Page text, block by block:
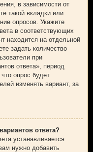
в зависимости от
такой вкладки или
опросов. Укажите
в соответствующих
находится на отдельной
задать количество
при
ответа», период
опрос будет
изменять вариант, за
ответа?
устанавливается
нужно добавить